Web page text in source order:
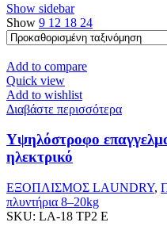
Show sidebar
Show 9 12 18 24
Add to compare
Quick view
Add to wishlist
Διαβάστε περισσότερα
Υψηλόστροφο
ηλεκτρικό
ΕΞΟΠΛΙΣΜΟΣ LAUNDRY,
πλυντήρια 8–20kg
SKU: LA-18 TP2 E